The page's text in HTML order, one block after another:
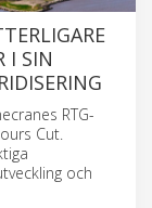
I SIN
RTG-
Cut.
och